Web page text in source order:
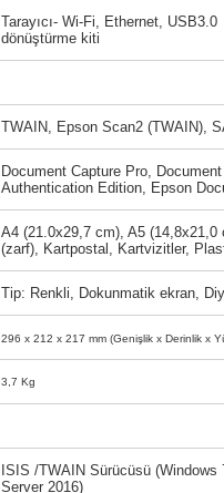
Tarayıcı- Wi-Fi, Ethernet, USB3.0
dönüştürme kiti
TWAIN, Epson Scan2 (TWAIN),
Document Capture Pro,
Authentication Edition, Epson
A4 (21.0x29,7 cm), A5
(zarf), Kartpostal, Kartvizitler,
Tip: Renkli, Dokunmatik ekran,
296‎ x 212 x 217 mm (Genişlik x Derinlik x
3,7 Kg
ISIS /TWAIN Sürücüsü
Server 2016)